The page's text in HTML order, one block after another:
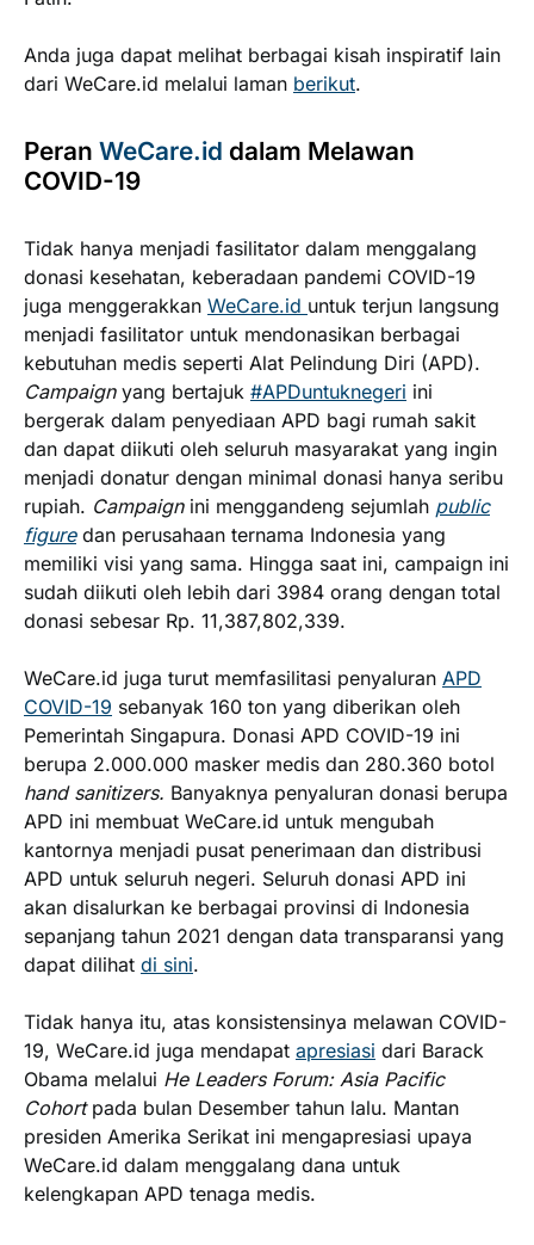
Anda juga dapat melihat berbagai kisah inspiratif lain
dari WeCare.id melalui laman berikut.
Peran WeCare.id dalam Melawan
COVID-19
Tidak hanya menjadi fasilitator dalam menggalang
donasi kesehatan, keberadaan pandemi COVID-19
juga menggerakkan WeCare.id untuk terjun langsung
menjadi fasilitator untuk mendonasikan berbagai
kebutuhan medis seperti Alat Pelindung Diri (APD).
Campaignyang bertajuk #APDuntuknegeri ini
bergerak dalam penyediaan APD bagi rumah sakit
dan dapat diikuti oleh seluruh masyarakat yang ingin
menjadi donatur dengan minimal donasi hanya seribu
rupiah. Campaign ini menggandeng sejumlah public
figuredan perusahaan ternama Indonesia yang
memiliki visi yang sama. Hingga saat ini, campaign ini
sudah diikuti oleh lebih dari 3984 orang dengan total
donasi sebesar Rp. 11,387,802,339.
WeCare.id juga turut memfasilitasi penyaluran APD
COVID-19 sebanyak 160 ton yang diberikan oleh
Pemerintah Singapura. Donasi APD COVID-19 ini
berupa 2.000.000 masker medis dan 280.360 botol
hand sanitizers. Banyaknya penyaluran donasi berupa
APD ini membuat WeCare.id untuk mengubah
kantornya menjadi pusat penerimaan dan distribusi
APD untuk seluruh negeri. Seluruh donasi APD ini
akan disalurkan ke berbagai provinsi di Indonesia
sepanjang tahun 2021 dengan data transparansi yang
dapat dilihat di sini.
Tidak hanya itu, atas konsistensinya melawan COVID-
19, WeCare.id juga mendapat apresiasi dari Barack
Obama melalui He Leaders Forum: Asia Pacific
Cohortpada bulan Desember tahun lalu. Mantan
presiden Amerika Serikat ini mengapresiasi upaya
WeCare.id dalam menggalang dana untuk
kelengkapan APD tenaga medis.